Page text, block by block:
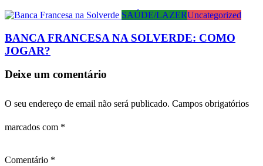
SAÚDE/LAZERUncategorized
BANCA FRANCESA NA SOLVERDE: COMO
JOGAR?
Deixe um comentário
O seu endereço de email não será publicado. Campos obrigatórios
marcados com *
Comentário *